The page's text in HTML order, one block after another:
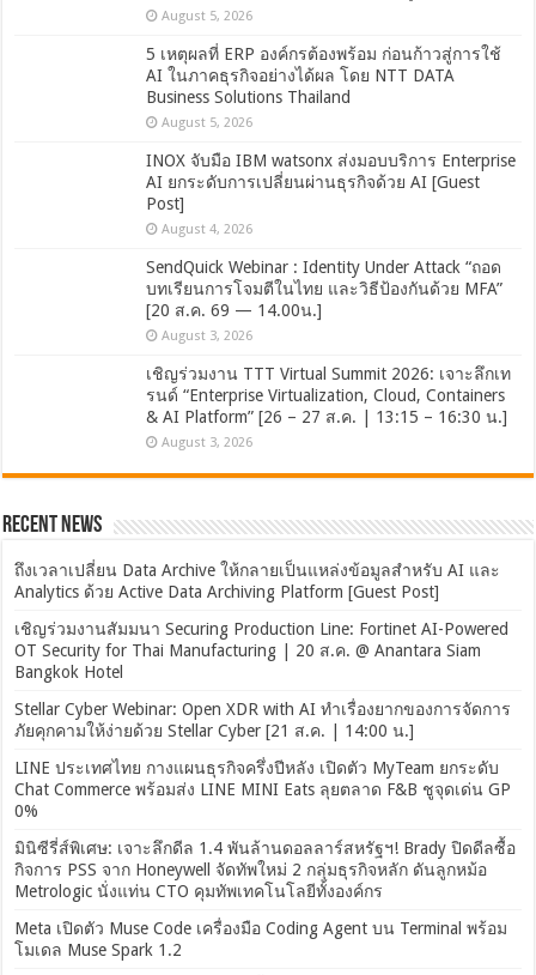
August 5, 2026
5 เหตุผลที่ ERP องค์กรต้องพร้อม ก่อนก้าวสู่การใช้
AI ในภาคธุรกิจอย่างได้ผล โดย NTT DATA
Business Solutions Thailand
August 5, 2026
INOX จับมือ IBM watsonx ส่งมอบบริการ Enterprise
AI ยกระดับการเปลี่ยนผ่านธุรกิจด้วย AI [Guest
Post]
August 4, 2026
SendQuick Webinar : Identity Under Attack “ถอด
บทเรียนการโจมตีในไทย และวิธีป้องกันด้วย MFA”
[20 ส.ค. 69 — 14.00น.]
August 3, 2026
เชิญร่วมงาน TTT Virtual Summit 2026: เจาะลึกเท
รนด์ “Enterprise Virtualization, Cloud, Containers
& AI Platform” [26 – 27 ส.ค. | 13:15 – 16:30 น.]
August 3, 2026
Recent News
ถึงเวลาเปลี่ยน Data Archive ให้กลายเป็นแหล่งข้อมูลสำหรับ AI และ
Analytics ด้วย Active Data Archiving Platform [Guest Post]
เชิญร่วมงานสัมมนา Securing Production Line: Fortinet AI-Powered
OT Security for Thai Manufacturing | 20 ส.ค. @ Anantara Siam
Bangkok Hotel
Stellar Cyber Webinar: Open XDR with AI ทำเรื่องยากของการจัดการ
ภัยคุกคามให้ง่ายด้วย Stellar Cyber [21 ส.ค. | 14:00 น.]
LINE ประเทศไทย กางแผนธุรกิจครึ่งปีหลัง เปิดตัว MyTeam ยกระดับ
Chat Commerce พร้อมส่ง LINE MINI Eats ลุยตลาด F&B ชูจุดเด่น GP
0%
มินิซีรี่ส์พิเศษ: เจาะลึกดีล 1.4 พันล้านดอลลาร์สหรัฐฯ! Brady ปิดดีลซื้อ
กิจการ PSS จาก Honeywell จัดทัพใหม่ 2 กลุ่มธุรกิจหลัก ดันลูกหม้อ
Metrologic นั่งแท่น CTO คุมทัพเทคโนโลยีทั้งองค์กร
Meta เปิดตัว Muse Code เครื่องมือ Coding Agent บน Terminal พร้อม
โมเดล Muse Spark 1.2